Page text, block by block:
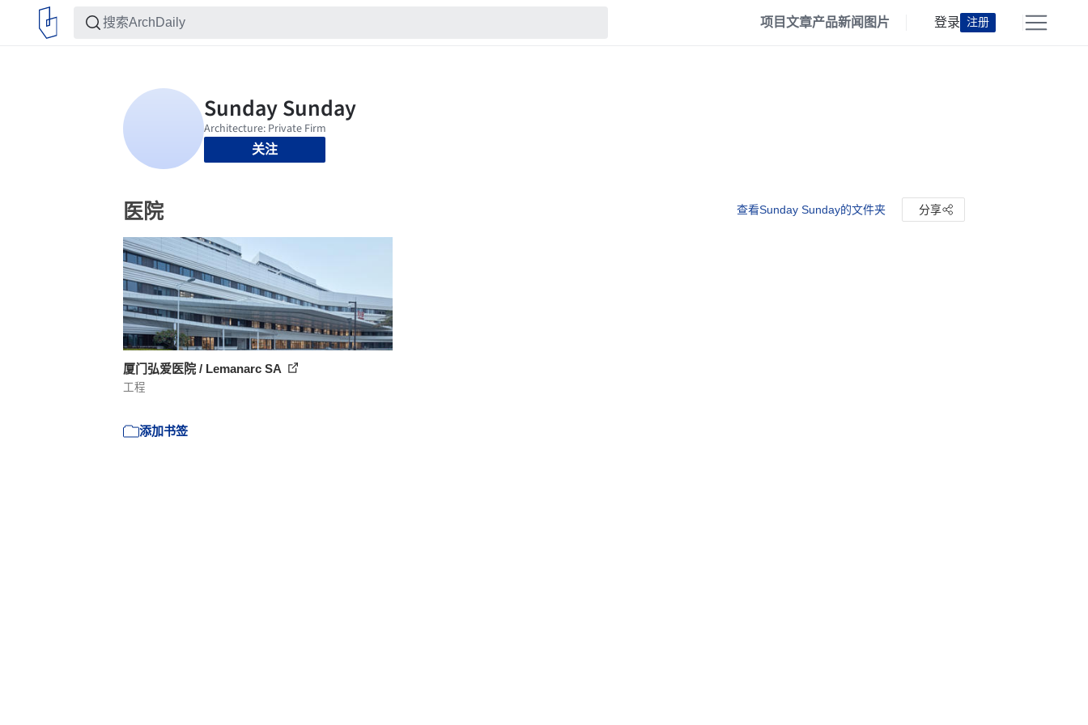
项目文章产品新闻 图片 登录 注册
关注
医院 查看Sunday Sunday的文件夹 分享
厦门弘爱医院 / Lemanarc SA
工程
添加书签